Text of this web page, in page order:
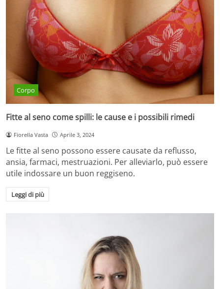
Corpo
Fitte al seno come spilli: le cause e i possibili rimedi
Fiorella Vasta Aprile 3, 2024
Le fitte al seno possono essere causate da reflusso,
ansia, farmaci, mestruazioni. Per alleviarlo, può essere
utile indossare un buon reggiseno.
Leggi di più